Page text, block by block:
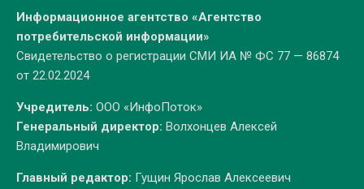
Информационное агентство «Агентство
потребительской информации»
Свидетельство о регистрации СМИ ИА № ФС 77 — 86874
от 22.02.2024
Учредитель: ООО «ИнфоПоток»
Генеральный директор: Волхонцев Алексей
Владимирович
Главный редактор: Гущин Ярослав Алексеевич